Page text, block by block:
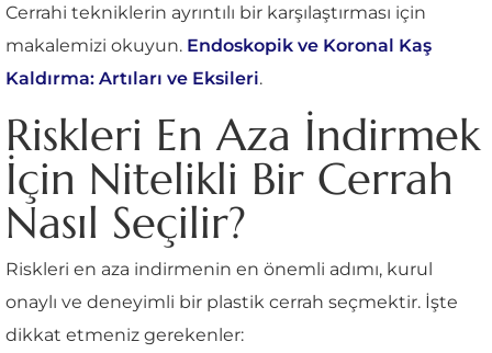
Cerrahi tekniklerin ayrıntılı bir karşılaştırması için
makalemizi okuyun. Endoskopik ve Koronal Kaş
Kaldırma: Artıları ve Eksileri.
Riskleri En Aza İndirmek
İçin Nitelikli Bir Cerrah
Nasıl Seçilir?
Riskleri en aza indirmenin en önemli adımı, kurul
onaylı ve deneyimli bir plastik cerrah seçmektir. İşte
dikkat etmeniz gerekenler: